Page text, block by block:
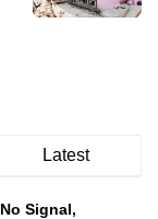
Latest
Signal,